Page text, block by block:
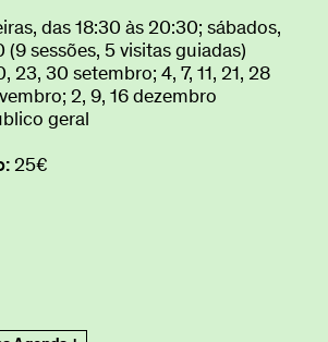
das 18:30 às 20:30; sábados,
(9 sessões, 5 visitas guiadas)
23, 30 setembro; 4, 7, 11, 21, 28
2, 9, 16 dezembro
geral
25€